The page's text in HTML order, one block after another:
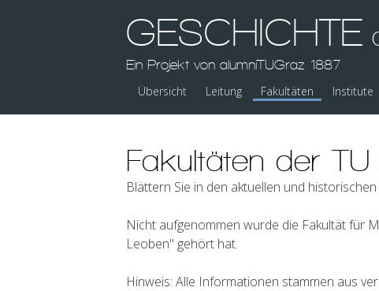
GESCHICHTE
Ein Projekt von alumniTUGraz 1887
Übersicht Leitung Fakultäten Institute
Fakultäten der
Blättern Sie in den aktuellen und
Nicht aufgenommen wurde die Fakultät für
Leoben" gehört hat.
Hinweis: Alle Informationen stammen aus